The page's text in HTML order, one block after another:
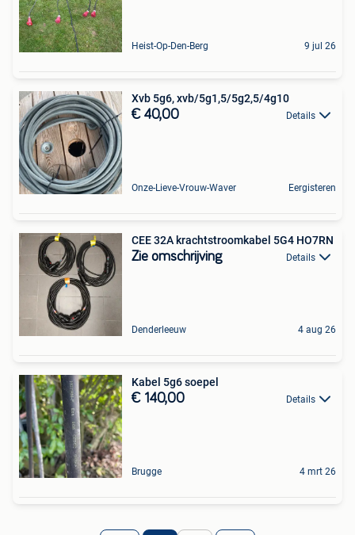
Heist-Op-Den-Berg 9 jul 26
Xvb 5g6, xvb/5g1,5/5g2,5/4g10
€ 40,00 Details
Onze-Lieve-Vrouw-Waver Eergisteren
CEE 32A krachtstroomkabel 5G4 HO7RN
Zie omschrijving Details
Denderleeuw 4 aug 26
Kabel 5g6 soepel
€ 140,00 Details
Brugge 4 mrt 26